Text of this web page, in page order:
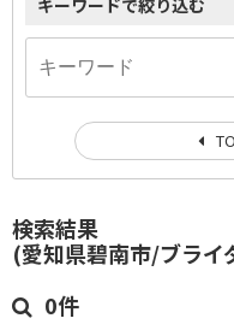
検索結果
(愛知県碧南市/ブライ
0件
キーワードで絞り込む